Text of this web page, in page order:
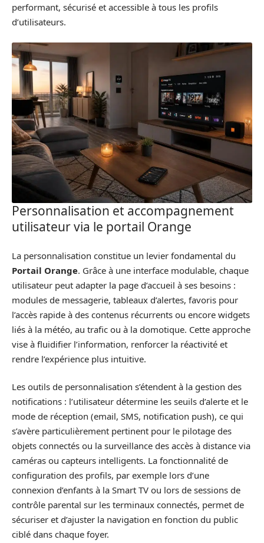
performant, sécurisé et accessible à tous les profils
d’utilisateurs.
Personnalisation et accompagnement
utilisateur via le portail Orange
La personnalisation constitue un levier fondamental du
Portail Orange. Grâce à une interface modulable, chaque
utilisateur peut adapter la page d’accueil à ses besoins :
modules de messagerie, tableaux d’alertes, favoris pour
l’accès rapide à des contenus récurrents ou encore widgets
liés à la météo, au trafic ou à la domotique. Cette approche
vise à fluidifier l’information, renforcer la réactivité et
rendre l’expérience plus intuitive.
Les outils de personnalisation s’étendent à la gestion des
notifications : l’utilisateur détermine les seuils d’alerte et le
mode de réception (email, SMS, notification push), ce qui
s’avère particulièrement pertinent pour le pilotage des
objets connectés ou la surveillance des accès à distance via
caméras ou capteurs intelligents. La fonctionnalité de
configuration des profils, par exemple lors d’une
connexion d’enfants à la Smart TV ou lors de sessions de
contrôle parental sur les terminaux connectés, permet de
sécuriser et d’ajuster la navigation en fonction du public
ciblé dans chaque foyer.